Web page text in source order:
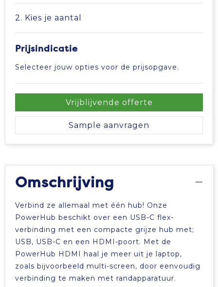
Gehoorbescherming
Reistassen
Reistassensets
Rugzakken
Schoenentassen
Schoudertassen
Strandtassen
Tablettassen
Toilettassen
Waterbestendige tassen
Aktetassen
2. Kies je aantal
Prijsindicatie
Selecteer jouw opties voor de prijsopgave.
Vrijblijvende offerte
Sample aanvragen
Omschrijving
Verbind ze allemaal met één hub! Onze
PowerHub beschikt over een USB-C flex-
verbinding met een compacte grijze hub met;
USB, USB-C en een HDMI-poort. Met de
PowerHub HDMI haal je meer uit je laptop,
zoals bijvoorbeeld multi-screen, door eenvoudig
verbinding te maken met randapparatuur.